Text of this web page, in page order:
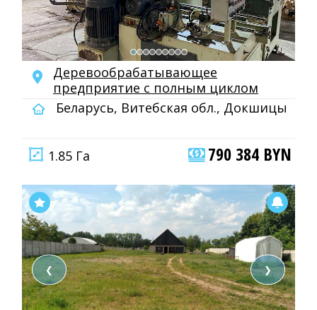
Деревообрабатывающее
предприятие с полным циклом
Беларусь, Витебская обл., Докшицы
1.85 Га 790 384 BYN
❮ ❯